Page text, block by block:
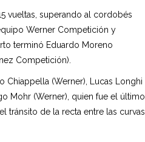
vueltas, superando al cordobés
Werner Competición y
terminó Eduardo Moreno
Competición).
Chiappella (Werner), Lucas Longhi
Mohr (Werner), quien fue el último
tránsito de la recta entre las curvas